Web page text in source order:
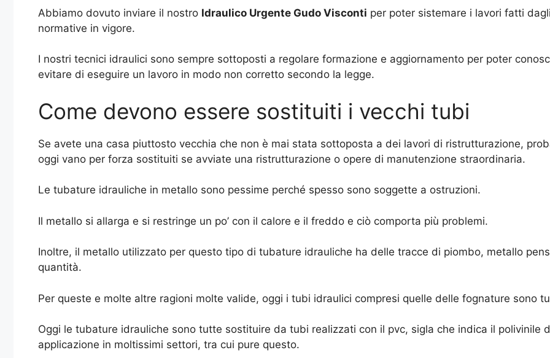
Abbiamo dovuto inviare il nostro Idraulico Urgente Gudo Visconti per poter sistemare i lavori fatti
normative in vigore.
I nostri tecnici idraulici sono sempre sottoposti a regolare formazione e aggiornamento per poter
evitare di eseguire un lavoro in modo non corretto secondo la legge.
Come devono essere sostituiti i vecchi tubi
Se avete una casa piuttosto vecchia che non è mai stata sottoposta a dei lavori di ristrutturazione,
oggi vano per forza sostituiti se avviate una ristrutturazione o opere di manutenzione straordinaria.
Le tubature idrauliche in metallo sono pessime perché spesso sono soggette a ostruzioni.
Il metallo si allarga e si restringe un po’ con il calore e il freddo e ciò comporta più problemi.
Inoltre, il metallo utilizzato per questo tipo di tubature idrauliche ha delle tracce di piombo, metallo
quantità.
Per queste e molte altre ragioni molte valide, oggi i tubi idraulici compresi quelle delle fognature sono
Oggi le tubature idrauliche sono tutte sostituire da tubi realizzati con il pvc, sigla che indica il polivinile
applicazione in moltissimi settori, tra cui pure questo.